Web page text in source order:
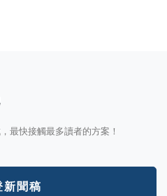
最快接觸最多讀者的方案！
新聞稿